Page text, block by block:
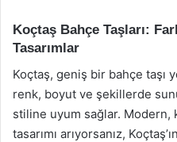
Koçtaş Bahçe Taşları:
Tasarımlar
Koçtaş, geniş bir bahçe taşı
renk, boyut ve şekillerde
stiline uyum sağlar. Modern,
tasarımı arıyorsanız,